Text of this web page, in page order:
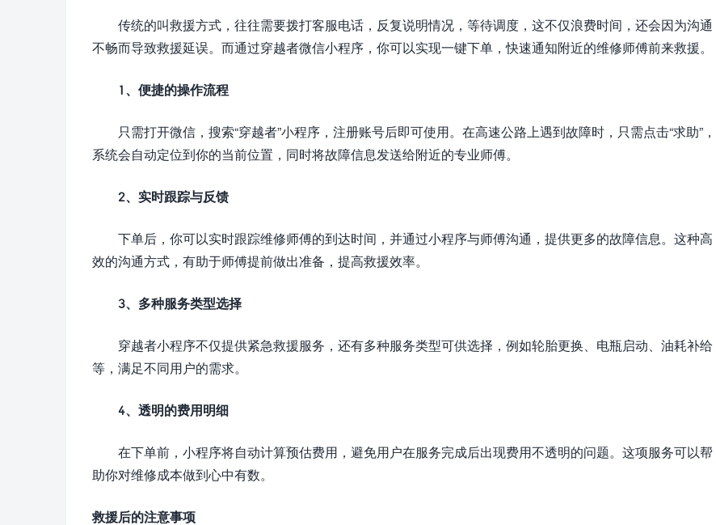
传统的叫救援方式，往往需要拨打客服电话，反复说明情况，等待调度，这不仅浪费时间，还会因为沟通
不畅而导致救援延误。而通过穿越者微信小程序，你可以实现一键下单，快速通知附近的维修师傅前来救援。
1、便捷的操作流程
只需打开微信，搜索“穿越者”小程序，注册账号后即可使用。在高速公路上遇到故障时，只需点击“求助”，
系统会自动定位到你的当前位置，同时将故障信息发送给附近的专业师傅。
2、实时跟踪与反馈
下单后，你可以实时跟踪维修师傅的到达时间，并通过小程序与师傅沟通，提供更多的故障信息。这种高
效的沟通方式，有助于师傅提前做出准备，提高救援效率。
3、多种服务类型选择
穿越者小程序不仅提供紧急救援服务，还有多种服务类型可供选择，例如轮胎更换、电瓶启动、油耗补给
等，满足不同用户的需求。
4、透明的费用明细
在下单前，小程序将自动计算预估费用，避免用户在服务完成后出现费用不透明的问题。这项服务可以帮
助你对维修成本做到心中有数。
救援后的注意事项